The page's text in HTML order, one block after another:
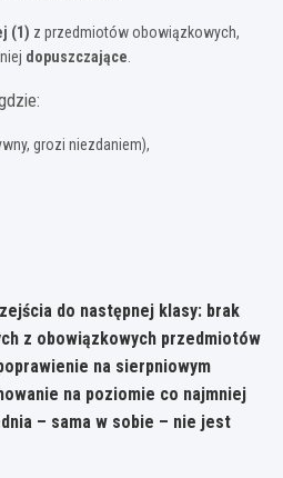
(1) z przedmiotów obowiązkowych,
dopuszczające
grozi niezdaniem),
do następnej klasy: brak
z obowiązkowych przedmiotów
na sierpniowym
na poziomie co najmniej
– sama w sobie – nie jest